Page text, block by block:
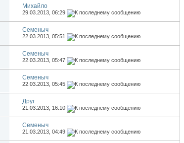
Михайло
29.03.2013,06:29
Семеныч
22.03.2013,05:51
Семеныч
22.03.2013,05:47
Семеныч
22.03.2013,05:45
Друг
21.03.2013, 16:10
Семеныч
21.03.2013,04:49